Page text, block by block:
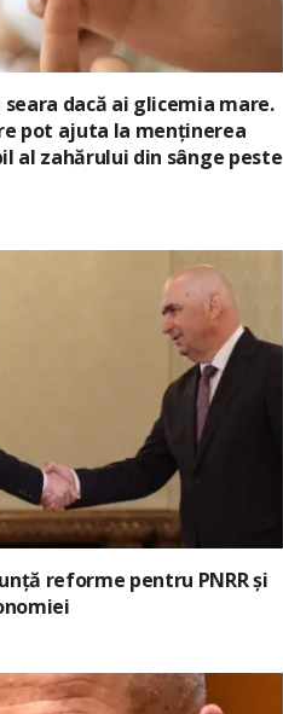
seara dacă ai glicemia mare.
pot ajuta la menținerea
al zahărului din sânge peste
reforme pentru PNRR și